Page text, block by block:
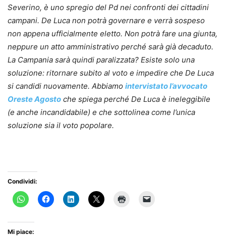
Severino, è uno spregio del Pd nei confronti dei cittadini
campani. De Luca non potrà governare e verrà sospeso
non appena ufficialmente eletto. Non potrà fare una giunta,
neppure un atto amministrativo perché sarà già decaduto.
La Campania sarà quindi paralizzata? Esiste solo una
soluzione: ritornare subito al voto e impedire che De Luca
si candidi nuovamente. Abbiamo intervistato l’avvocato
Oreste Agosto che spiega perché De Luca è ineleggibile
(e anche incandidabile) e che sottolinea come l’unica
soluzione sia il voto popolare.
Condividi:
Mi piace: